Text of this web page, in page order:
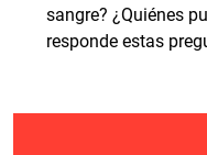
sangre? ¿Quiénes
responde estas